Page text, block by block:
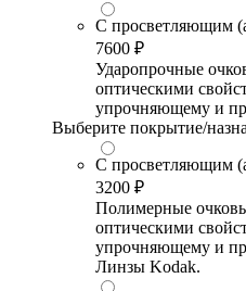
С просветляющим
7600 ₽
Ударопрочные
оптическими
упрочняющему и
Выберите покрытие/
С просветляющим
3200 ₽
Полимерные
оптическими
упрочняющему и
Линзы Kodak.